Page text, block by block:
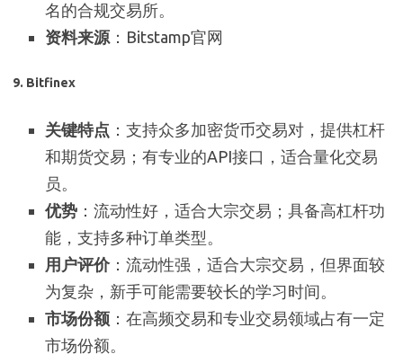
名的合规交易所。
资料来源 ：Bitstamp官网
9. Bitfinex
关键特点 ：支持众多加密货币交易对，提供杠杆
和期货交易；有专业的API接口，适合量化交易
员。
优势 ：流动性好，适合大宗交易；具备高杠杆功
能，支持多种订单类型。
用户评价：流动性强，适合大宗交易，但界面较
为复杂，新手可能需要较长的学习时间。
市场份额 ：在高频交易和专业交易领域占有一定
市场份额。